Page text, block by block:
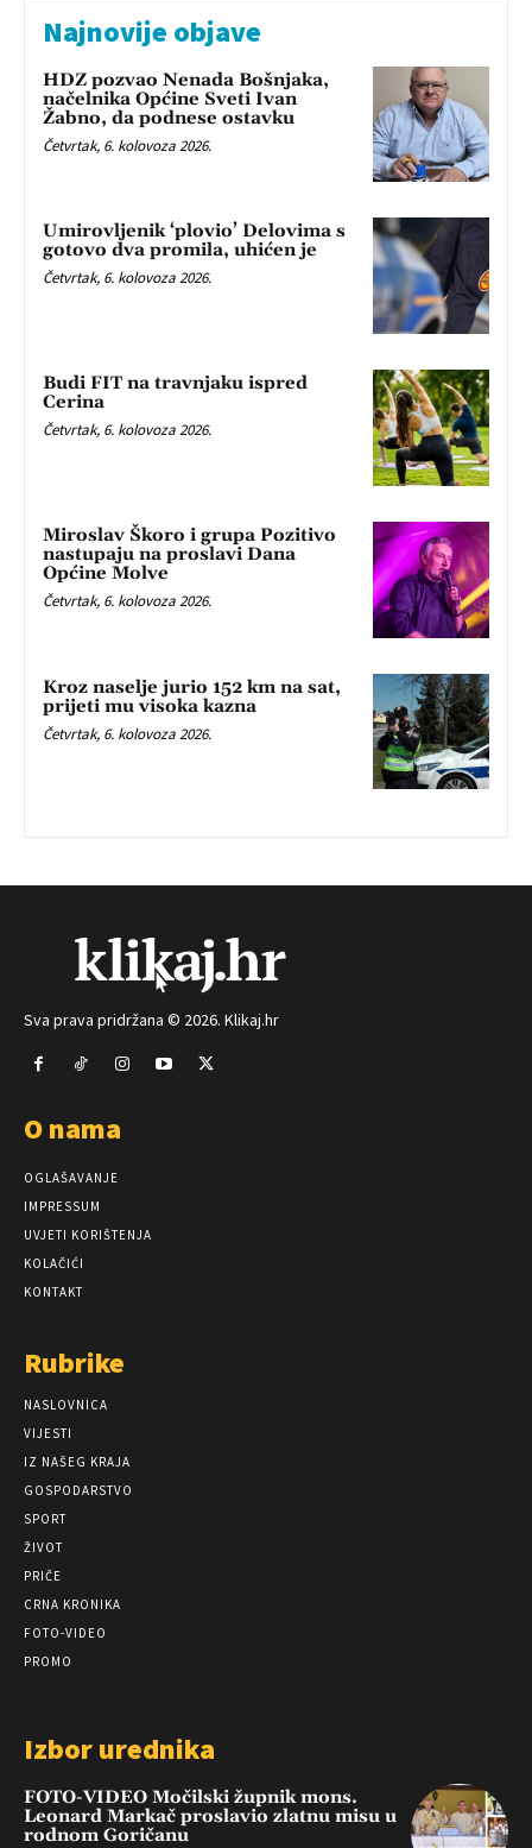
Najnovije objave
HDZ pozvao Nenada Bošnjaka,
načelnika Općine Sveti Ivan
Žabno, da podnese ostavku
Četvrtak, 6. kolovoza 2026.
Umirovljenik ‘plovio’ Delovima s
gotovo dva promila, uhićen je
Četvrtak, 6. kolovoza 2026.
Budi FIT na travnjaku ispred
Cerina
Četvrtak, 6. kolovoza 2026.
Miroslav Škoro i grupa Pozitivo
nastupaju na proslavi Dana
Općine Molve
Četvrtak, 6. kolovoza 2026.
Kroz naselje jurio 152 km na sat,
prijeti mu visoka kazna
Četvrtak, 6. kolovoza 2026.
Sva prava pridržana © 2026. Klikaj.hr
O nama
OGLAŠAVANJE
IMPRESSUM
UVJETI KORIŠTENJA
KOLAČIĆI
KONTAKT
Rubrike
NASLOVNICA
VIJESTI
IZ NAŠEG KRAJA
GOSPODARSTVO
SPORT
ŽIVOT
PRIČE
CRNA KRONIKA
FOTO-VIDEO
PROMO
Izbor urednika
FOTO-VIDEO Močilski župnik mons.
Leonard Markač proslavio zlatnu misu u
rodnom Goričanu